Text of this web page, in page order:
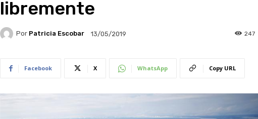
libremente
Por Patricia Escobar 13/05/2019 247
Facebook X WhatsApp Copy URL